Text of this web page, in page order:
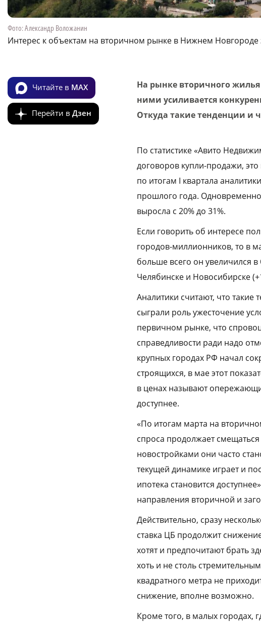
Фото: Александр Воложанин
Интерес к объектам на вторичном рынке в Нижнем Новгороде
Читайте в MAX
Перейти в Дзен
На рынке вторичного
ними усиливается
Откуда такие тенденции и
По статистике «Авито
договоров купли-продажи,
по итогам I квартала
прошлого года. Одновременно
выросла с 20% до 31%.
Если говорить об интересе
городов-миллионников, то в
больше всего он увеличился
Челябинске и Новосибирске
Аналитики считают, что такие
сыграли роль ужесточение
первичном рынке, что
справедливости ради надо
крупных городах РФ начал
строящихся, в мае этот
в ценах называют
доступнее.
«По итогам марта на
спроса продолжает
новостройками они часто
текущей динамике играет и
ипотека становится
направления вторичной и
Действительно, сразу
ставка ЦБ продолжит
хотят и предпочитают брать
хоть и не столь
квадратного метра не
снижение, вполне возможно.
Кроме того, в малых городах,